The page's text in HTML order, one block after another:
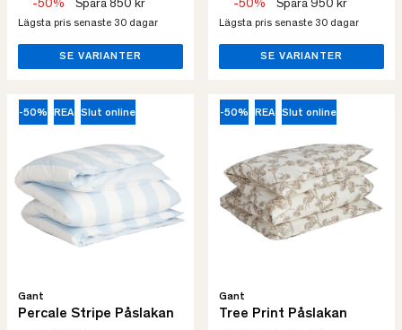
-50% Spara 850 kr
Lägsta pris senaste 30 dagar
SE VARIANTER
-50% Spara 950 kr
Lägsta pris senaste 30 dagar
SE VARIANTER
-50% REA Slut online
Gant
Percale Stripe Påslakan
-50% REA Slut online
Gant
Tree Print Påslakan